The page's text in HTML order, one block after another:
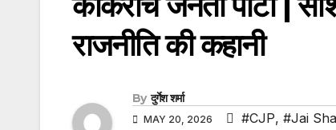
राजनीति की कहानी
By दुर्गेश शर्मा
MAY 20, 2026 #CJP, #Jai